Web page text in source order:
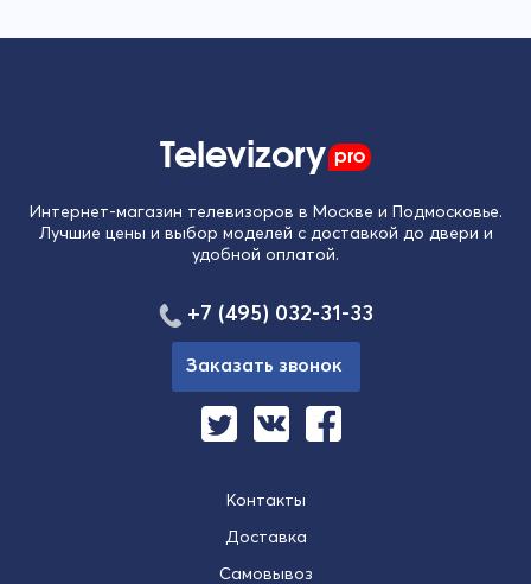
Televizory pro
Интернет-магазин телевизоров в Москве и Подмосковье.
Лучшие цены и выбор моделей с доставкой до двери и
удобной оплатой.
Контакты
Доставка
Самовывоз
+7 (495) 032-31-33
Заказать звонок